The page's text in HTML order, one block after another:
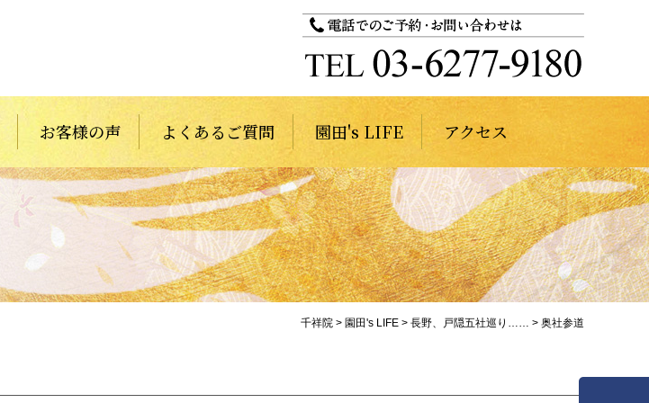
お客様の声 よくあるご質問 園田's LIFE アクセス
千祥院 > 園田's LIFE > 長野、戸隠五社巡り…… > 奥社参道